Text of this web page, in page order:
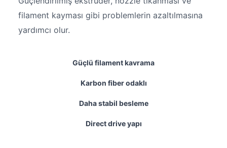
filament kayması gibi problemlerin azaltılmasına
yardımcı olur.
Güçlü filament kavrama
Karbon fiber odaklı
Daha stabil besleme
Direct drive yapı